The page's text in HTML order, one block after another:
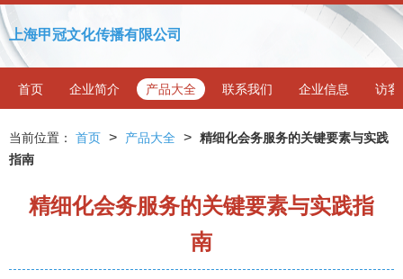
上海甲冠文化传播有限公司
首页 企业简介 产品大全 联系我们 企业信息 访客
当前位置： 首页 > 产品大全 > 精细化会务服务的关键要素与实践
指南
精细化会务服务的关键要素与实践指
南